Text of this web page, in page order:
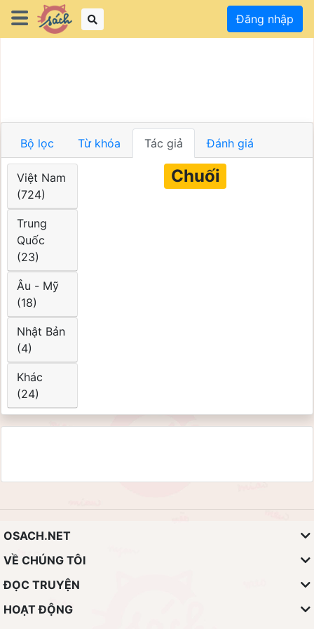
Đăng nhập
Bộ lọc Từ khóa Tác giả Đánh giá
Việt Nam
(724)
Trung
Quốc
(23)
Âu - Mỹ
(18)
Nhật Bản
(4)
Khác
(24)
Chuối
OSACH.NET
VỀ CHÚNG TÔI
ĐỌC TRUYỆN
HOẠT ĐỘNG